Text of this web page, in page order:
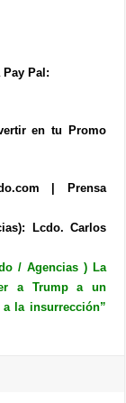
Pal:
en tu Promo
| Prensa
Lcdo. Carlos
/ Agencias ) La
a Trump a un
la insurrección”